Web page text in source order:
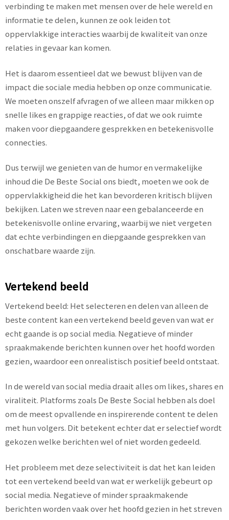
verbinding te maken met mensen over de hele wereld en
informatie te delen, kunnen ze ook leiden tot
oppervlakkige interacties waarbij de kwaliteit van onze
relaties in gevaar kan komen.
Het is daarom essentieel dat we bewust blijven van de
impact die sociale media hebben op onze communicatie.
We moeten onszelf afvragen of we alleen maar mikken op
snelle likes en grappige reacties, of dat we ook ruimte
maken voor diepgaandere gesprekken en betekenisvolle
connecties.
Dus terwijl we genieten van de humor en vermakelijke
inhoud die De Beste Social ons biedt, moeten we ook de
oppervlakkigheid die het kan bevorderen kritisch blijven
bekijken. Laten we streven naar een gebalanceerde en
betekenisvolle online ervaring, waarbij we niet vergeten
dat echte verbindingen en diepgaande gesprekken van
onschatbare waarde zijn.
Vertekend beeld
Vertekend beeld: Het selecteren en delen van alleen de
beste content kan een vertekend beeld geven van wat er
echt gaande is op social media. Negatieve of minder
spraakmakende berichten kunnen over het hoofd worden
gezien, waardoor een onrealistisch positief beeld ontstaat.
In de wereld van social media draait alles om likes, shares en
viraliteit. Platforms zoals De Beste Social hebben als doel
om de meest opvallende en inspirerende content te delen
met hun volgers. Dit betekent echter dat er selectief wordt
gekozen welke berichten wel of niet worden gedeeld.
Het probleem met deze selectiviteit is dat het kan leiden
tot een vertekend beeld van wat er werkelijk gebeurt op
social media. Negatieve of minder spraakmakende
berichten worden vaak over het hoofd gezien in het streven